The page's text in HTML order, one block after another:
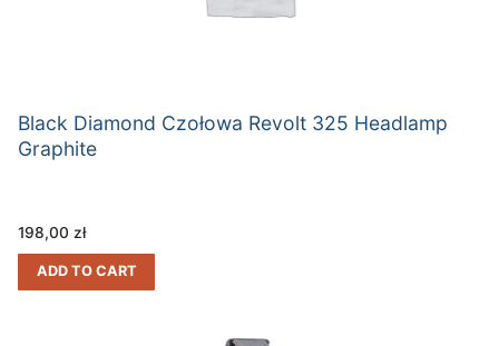
Black Diamond Czołowa Revolt 325 Headlamp
Graphite
198,00 zł
ADD TO CART